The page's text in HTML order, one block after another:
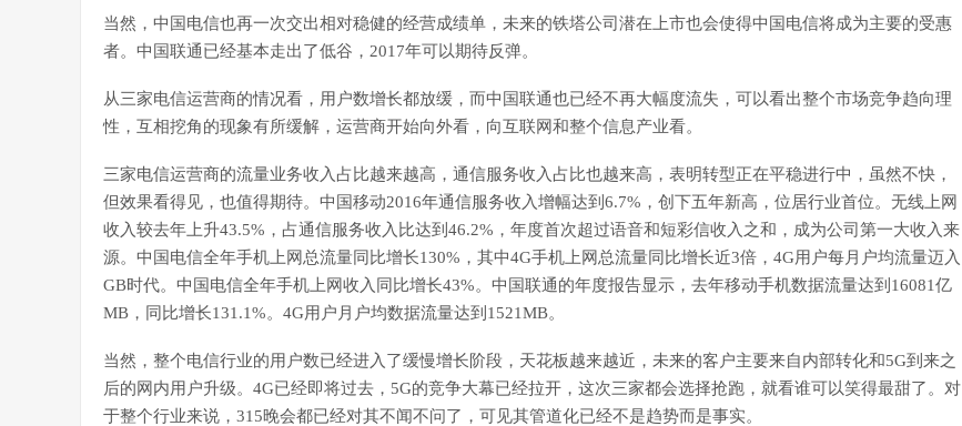
当然，中国电信也再一次交出相对稳健的经营成绩单，未来的铁塔公司潜在上市也会使得中国电信将成为主要的受惠
者。中国联通已经基本走出了低谷，2017年可以期待反弹。
从三家电信运营商的情况看，用户数增长都放缓，而中国联通也已经不再大幅度流失，可以看出整个市场竞争趋向理
性，互相挖角的现象有所缓解，运营商开始向外看，向互联网和整个信息产业看。
三家电信运营商的流量业务收入占比越来越高，通信服务收入占比也越来高，表明转型正在平稳进行中，虽然不快，
但效果看得见，也值得期待。中国移动2016年通信服务收入增幅达到6.7%，创下五年新高，位居行业首位。无线上网
收入较去年上升43.5%，占通信服务收入比达到46.2%，年度首次超过语音和短彩信收入之和，成为公司第一大收入来
源。中国电信全年手机上网总流量同比增长130%，其中4G手机上网总流量同比增长近3倍，4G用户每月户均流量迈入
GB时代。中国电信全年手机上网收入同比增长43%。中国联通的年度报告显示，去年移动手机数据流量达到16081亿
MB，同比增长131.1%。4G用户月户均数据流量达到1521MB。
当然，整个电信行业的用户数已经进入了缓慢增长阶段，天花板越来越近，未来的客户主要来自内部转化和5G到来之
后的网内用户升级。4G已经即将过去，5G的竞争大幕已经拉开，这次三家都会选择抢跑，就看谁可以笑得最甜了。对
于整个行业来说，315晚会都已经对其不闻不问了，可见其管道化已经不是趋势而是事实。